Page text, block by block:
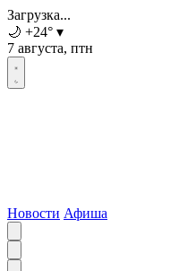
Загрузка...
🌙 +24° ▾
7 августа, птн
Новости Афиша